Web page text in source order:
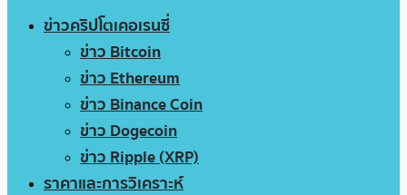
ข่าวคริปโตเคอเรนซี่
ข่าว Bitcoin
ข่าว Ethereum
ข่าว Binance Coin
ข่าว Dogecoin
ข่าว Ripple (XRP)
ราคาและการวิเคราะห์